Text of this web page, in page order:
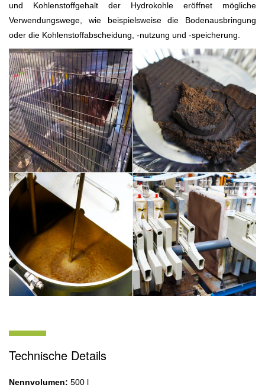
und Kohlenstoffgehalt der Hydrokohle eröffnet mögliche
Verwendungswege, wie beispielsweise die Bodenausbringung
oder die Kohlenstoffabscheidung, -nutzung und -speicherung.
Technische Details
Nennvolumen: 500 l